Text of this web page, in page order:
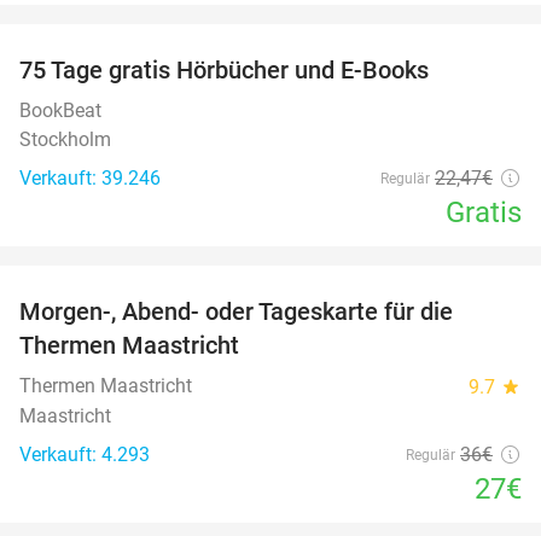
75 Tage gratis Hörbücher und E-Books
BookBeat
Stockholm
Verkauft: 39.246
Regulär 22,47€
Gratis
Morgen-, Abend- oder Tageskarte für die
Thermen Maastricht
Thermen Maastricht 9.7 star
Maastricht
Verkauft: 4.293
Regulär 36€
27€